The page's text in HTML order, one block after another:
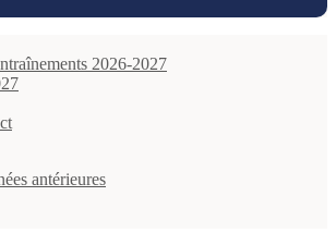
2026-2027
antérieures